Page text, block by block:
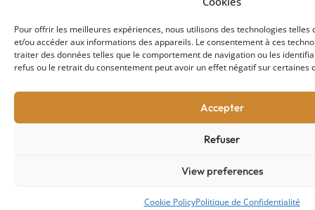
Pour offrir les meilleures expériences, nous utilisons des technologies telles
et/ou accéder aux informations des appareils. Le consentement à ces
traiter des données telles que le comportement de navigation ou les
refus ou le retrait du consentement peut avoir un effet négatif sur certaines
Accepter
Refuser
View preferences
Cookie PolicyPolitique de Confidentialité